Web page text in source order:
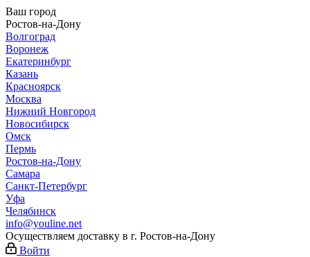
Ваш город
Ростов-на-Дону
Волгоград
Воронеж
Екатеринбург
Казань
Красноярск
Москва
Нижний Новгород
Новосибирск
Омск
Пермь
Ростов-на-Дону
Самара
Санкт-Петербург
Уфа
Челябинск
info@youline.net
Осуществляем доставку в г. Ростов-на-Дону
Войти